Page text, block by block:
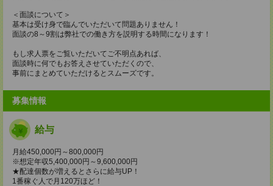
＜面談について＞
基本は受け身で臨んでいただいて問題ありません！
面談の8～9割は弊社での働き方を説明する時間になります！
もし求人票をご覧いただいてご不明点あれば、
面談時に何でもお答えさせていただくので、
事前にまとめていただけるとスムーズです。
募集情報
給与
月給450,000円～800,000円
※想定年収5,400,000円～9,600,000円
★配達個数が増えるとさらに給与UP！
1番稼ぐ人で月120万ほど！